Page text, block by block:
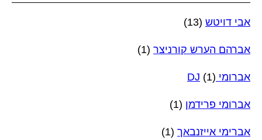
אבי דויטש (13)
אברהם הערש קורניצר (1)
אברומי DJ (1)
אברומי פרידמן (1)
אברימי אייזנבאך (1)